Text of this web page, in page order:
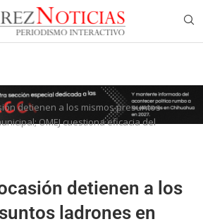
detienen a los mismos presuntos
OMEJ cuestiona eficacia del
detienen a los
ladrones en